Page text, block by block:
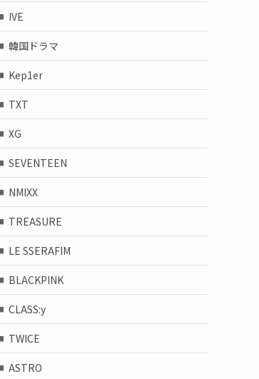
IVE
韓国ドラマ
Kep1er
TXT
XG
SEVENTEEN
NMIXX
TREASURE
LE SSERAFIM
BLACKPINK
CLASS:y
TWICE
ASTRO